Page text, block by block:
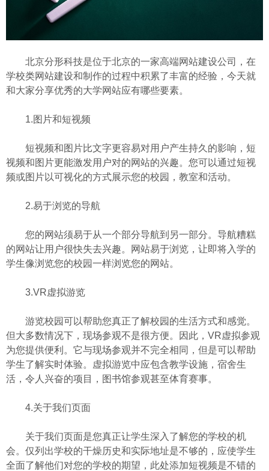
北京分形科技是位于北京的一家高端网站建设公司，在
学校类网站建设和制作的过程中积累了丰富的经验，今天就
和大家分享优秀的大学网站应有哪些要素。
1.图片和短视频
短视频和图片比文字更容易对用户产生持久的影响，短
视频和图片更能激发用户对的网站的兴趣。您可以通过短视
频或图片以可视化的方式展示您的校园，教室和活动。
2.易于浏览的导航
您的网站须易于从一个部分导航到另一部分。导航糟糕
的网站让用户很快失去兴趣。网站易于浏览，让即将入学的
学生像浏览您的校园一样浏览您的网站。
3.VR虚拟游览
游览校园可以帮助您真正了解校园的生活方式和感觉。
但大多数情况下，现场参观不是很方便。因此，VR虚拟参观
为您提供便利。它与现场参观并不完全相同，但是可以帮助
学生了解实时体验。虚拟游览中应包含教学设施，宿舍生
活，令人兴奋的项目，图书馆参观甚至体育赛事。
4.关于我们页面
关于我们页面是您真正让学生深入了解您的学校的机
会。仅列出学校的干燥历史和实际地址是不够的，应使学生
全面了解他们对您的学校的期望，此处添加短视频是不错的